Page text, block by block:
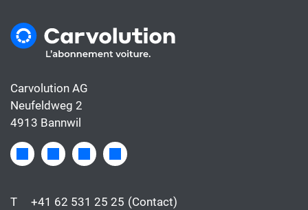
Carvolution AG
Neufeldweg 2
4913 Bannwil
T +41 62 531 25 25 (Contact)